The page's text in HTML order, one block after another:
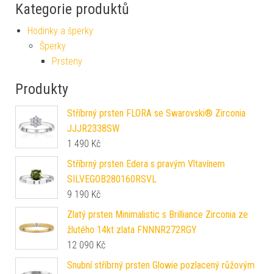
Kategorie produktů
Hodinky a šperky
Šperky
Prsteny
Produkty
Stříbrný prsten FLORA se Swarovski® Zirconia
JJJR2338SW
1 490 Kč
Stříbrný prsten Edera s pravým Vltavínem
SILVEGOB280160RSVL
9 190 Kč
Zlatý prsten Minimalistic s Brilliance Zirconia ze
žlutého 14kt zlata FNNNR272RGY
12 090 Kč
Snubní stříbrný prsten Glowie pozlacený růžovým